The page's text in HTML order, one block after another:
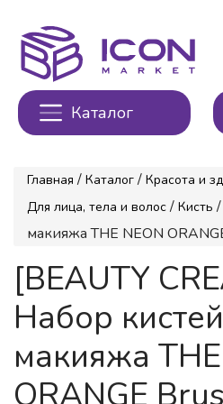
Каталог
Главная / Каталог / Красота и
Для лица, тела и волос / Кисть
макияжа THE NEON
[BEAUTY
Набор
макияжа